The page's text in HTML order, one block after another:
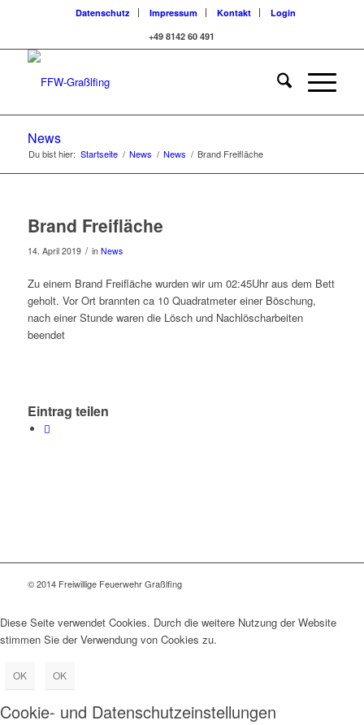
Datenschutz Impressum Kontakt
Login
+49 8142 60 491
News
Du bist hier: Startseite / News / News / Brand Freifläche
Brand Freifläche
14. April 2019 / in News
Zu einem Brand Freifläche wurden wir um 02:45Uhr aus dem Bett
geholt. Vor Ort brannten ca 10 Quadratmeter einer Böschung,
nach einer Stunde waren die Lösch und Nachlöscharbeiten
beendet
Eintrag teilen
© 2014 Freiwillige Feuerwehr Graßlfing
Diese Seite verwendet Cookies. Durch die weitere Nutzung der Website
stimmen Sie der Verwendung von Cookies zu.
OK OK
Cookie- und Datenschutzeinstellungen